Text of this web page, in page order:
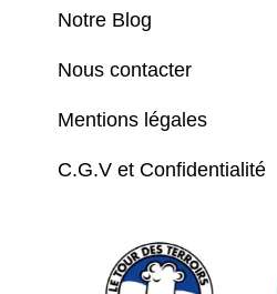
Notre Blog
Nous contacter
Mentions légales
C.G.V et Confidentialité